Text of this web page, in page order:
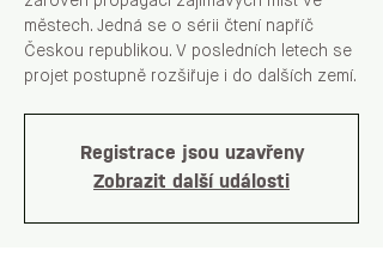
městech. Jedná se o sérii čtení napříč
Českou republikou. V posledních letech se
projet postupně rozšiřuje i do dalších zemí.
Registrace jsou uzavřeny
Zobrazit další události